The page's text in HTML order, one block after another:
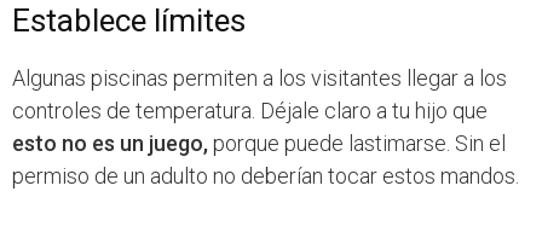
Establece límites
Algunas piscinas permiten a los visitantes llegar a los
controles de temperatura. Déjale claro a tu hijo que
esto no es un juego, porque puede lastimarse. Sin el
permiso de un adulto no deberían tocar estos mandos.